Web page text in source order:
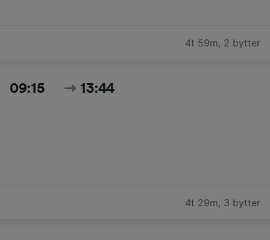
4t 59m, 2 bytter
09:15 13:44
4t 29m, 3 bytter